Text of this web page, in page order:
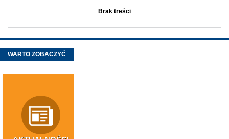
Brak treści
WARTO ZOBACZYĆ